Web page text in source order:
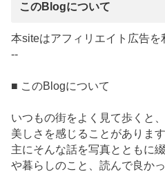
このBlogについて
本siteはアフィリエイト広告を
--
■ このBlogについて
いつもの街をよく見て歩くと
美しさを感じることがあります
主にそんな話を写真とともに
や暮らしのこと、読んで良か